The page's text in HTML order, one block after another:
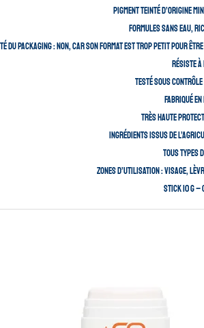
Pigment teinté d’origine
Formules sans eau,
du packaging : Non, car son format est trop petit pour
Résiste à
Testé sous
Fabriqué
Très haute
Ingrédients issus de
Tous types
Zones d’utilisation : visage,
Stick 10 g –